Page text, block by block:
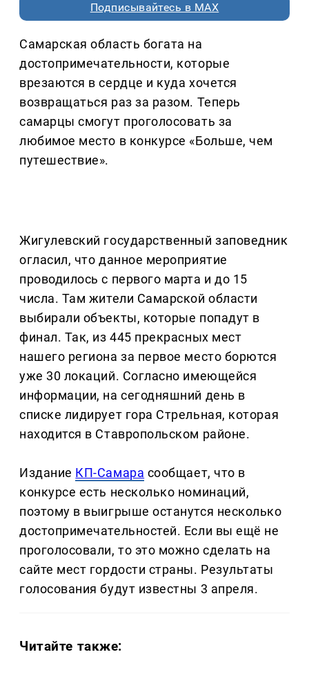
Подписывайтесь в MAX
Самарская область богата на
достопримечательности, которые
врезаются в сердце и куда хочется
возвращаться раз за разом. Теперь
самарцы смогут проголосовать за
любимое место в конкурсе «Больше, чем
путешествие».
Жигулевский государственный заповедник
огласил, что данное мероприятие
проводилось с первого марта и до 15
числа. Там жители Самарской области
выбирали объекты, которые попадут в
финал. Так, из 445 прекрасных мест
нашего региона за первое место борются
уже 30 локаций. Согласно имеющейся
информации, на сегодняшний день в
списке лидирует гора Стрельная, которая
находится в Ставропольском районе.
Издание КП-Самара сообщает, что в
конкурсе есть несколько номинаций,
поэтому в выигрыше останутся несколько
достопримечательностей. Если вы ещё не
проголосовали, то это можно сделать на
сайте мест гордости страны. Результаты
голосования будут известны 3 апреля.
Читайте также: